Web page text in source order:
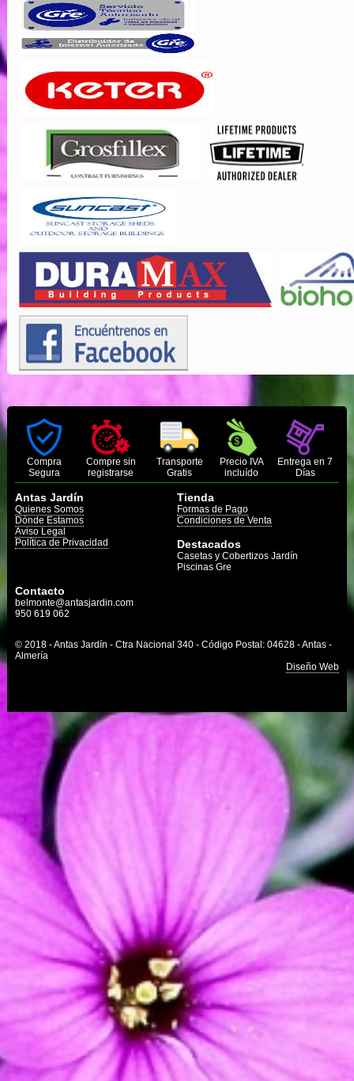
Compra
Segura
Compre sin
registrarse
Transporte
Gratis
Precio IVA
incluído
Entrega en 7
Días
Antas Jardín
Quienes Somos
Dónde Estamos
Aviso Legal
Política de Privacidad
Tienda
Formas de Pago
Condiciones de Venta
Destacados
Casetas y Cobertizos Jardín
Piscinas Gre
Contacto
belmonte@antasjardin.com
950 619 062
© 2018 - Antas Jardín - Ctra Nacional 340 - Código Postal: 04628 - Antas -
Almería
Diseño Web